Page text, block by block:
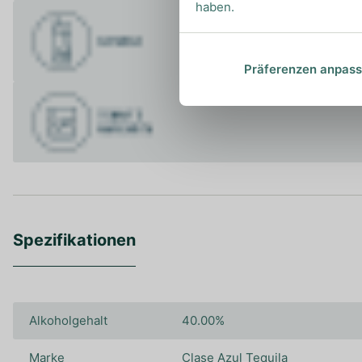
Spezifikationen
Alkoholgehalt 40.00%
Marke Clase Azul Tequila
haben.
Präferenzen